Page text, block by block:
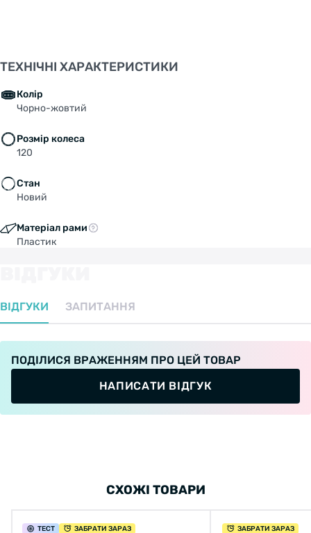
ТЕХНІЧНІ ХАРАКТЕРИСТИКИ
Колір
Чорно-жовтий
Розмір колеса
120
Стан
Новий
Матеріал рами
Пластик
ВІДГУКИ ЗАПИТАННЯ
ПОДІЛИСЯ ВРАЖЕННЯМ ПРО ЦЕЙ ТОВАР
НАПИСАТИ ВІДГУК
СХОЖІ ТОВАРИ
ТЕСТ ЗАБРАТИ ЗАРАЗ ЗАБРАТИ ЗАРАЗ